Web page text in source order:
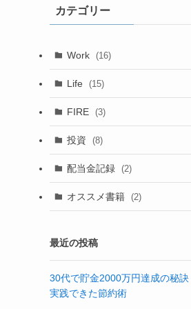
ブカテゴリー
Work (16)
(4)
(6)
Life (15)
(15)
(1)
(4)
FIRE (3)
(1)
投資 (8)
(2)
(2)
配当金記録 (2)
オススメ書籍 (2)
最近の投稿
30代で貯金2000万円達成の秘訣
実践できた節約術